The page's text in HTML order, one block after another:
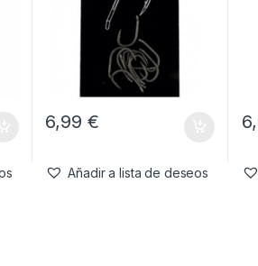
6,99 €
Añadir a lista de deseos